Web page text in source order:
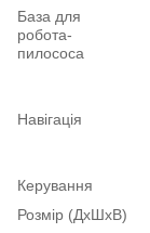
База для
робота-
пилососа
Навігація
Керування
Розмір (ДхШхВ)